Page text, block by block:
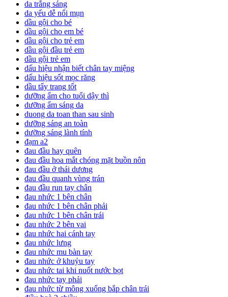
da trắng sáng
da yếu dễ nổi mụn
dầu gội cho bé
dầu gội cho em bé
dầu gội cho trẻ em
dầu gội đầu trẻ em
dầu gội trẻ em
dấu hiệu nhận biết chân tay miệng
dấu hiệu sốt mọc răng
dầu tẩy trang tốt
dưỡng ẩm cho tuổi dậy thì
dưỡng ẩm sáng da
duong da toan than sau sinh
dưỡng sáng an toàn
dưỡng sáng lành tính
đạm a2
đau đầu hay quên
đau đầu hoa mắt chóng mặt buồn nôn
đau đầu ở thái dương
đau đầu quanh vùng trán
đau đầu run tay chân
đau nhức 1 bên chân
đau nhức 1 bên chân phải
đau nhức 1 bên chân trái
đau nhức 2 bên vai
đau nhức hai cánh tay
đau nhức lưng
đau nhức mu bàn tay
đau nhức ở khuỷu tay
đau nhức tai khi nuốt nước bọt
đau nhức tay phải
đau nhức từ mông xuống bắp chân trái